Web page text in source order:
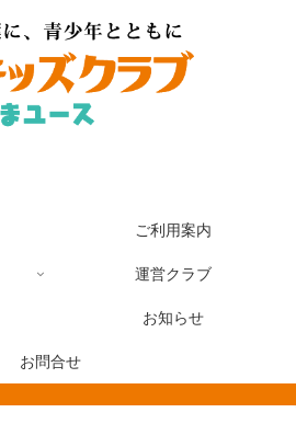
ご利用案内
運営クラブ
お知らせ
お問合せ